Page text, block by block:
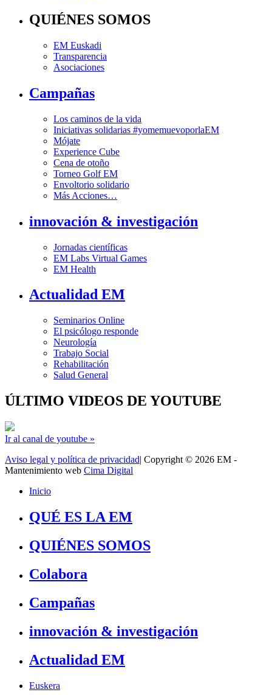
QUIÉNES SOMOS
EM Euskadi
Transparencia
Asociaciones
Campañas
Los caminos de la vida
Iniciativas solidarias #yomemuevoporlaEM
Mójate
Experience Cube
Cena de otoño
Torneo Golf EM
Envoltorio solidario
Más Acciones…
innovación & investigación
Jornadas científicas
EM Labs Virtual Games
EM Health
Actualidad EM
Seminarios Online
El psicólogo responde
Neurología
Trabajo Social
Rehabilitación
Salud General
ÚLTIMO VIDEOS DE YOUTUBE
Ir al canal de youtube »
Aviso legal y política de privacidad| Copyright © 2026 EM -
Mantenimiento web Cima Digital
Inicio
QUÉ ES LA EM
QUIÉNES SOMOS
Colabora
Campañas
innovación & investigación
Actualidad EM
Euskera